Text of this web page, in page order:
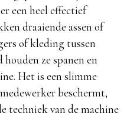
een heel effectief
draaiende assen of
of kleding tussen
ze spanen en
Het is een slimme
beschermt,
techniek van de machine